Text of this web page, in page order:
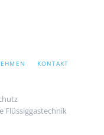
KONTAKT
Flüssiggastechnik